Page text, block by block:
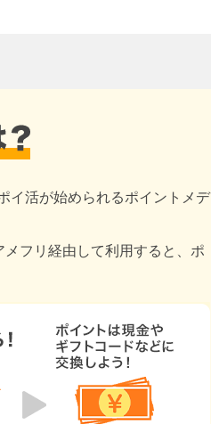
イ活が始められるポイントメデ
フリ経由して利用すると、ポ